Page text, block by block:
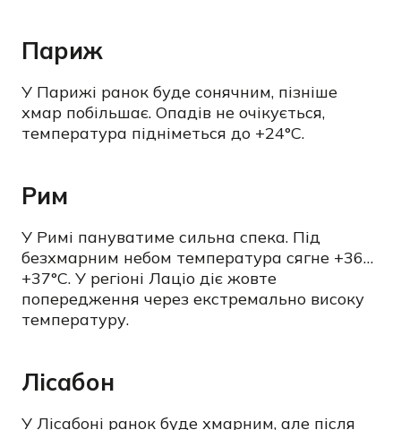
Париж
У Парижі ранок буде сонячним, пізніше
хмар побільшає. Опадів не очікується,
температура підніметься до +24°C.
Рим
У Римі пануватиме сильна спека. Під
безхмарним небом температура сягне +36…
+37°C. У регіоні Лаціо діє жовте
попередження через екстремально високу
температуру.
Лісабон
У Лісабоні ранок буде хмарним, але після